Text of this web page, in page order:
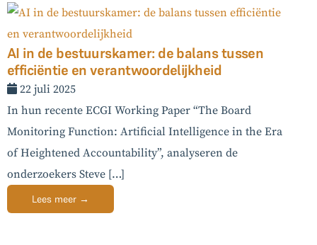
AI in de bestuurskamer: de balans tussen
efficiëntie en verantwoordelijkheid
22 juli 2025
In hun recente ECGI Working Paper “The Board
Monitoring Function: Artificial Intelligence in the Era
of Heightened Accountability”, analyseren de
onderzoekers Steve […]
Lees meer →